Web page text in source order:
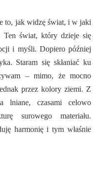
to, jak widzę świat, i w jaki
Ten świat, który dzieje się
i myśli. Dopiero później
Staram się skłaniać ku
– mimo, że mocno
przez kolory ziemi. Z
lniane, czasami celowo
surowego materiału.
harmonię i tym właśnie